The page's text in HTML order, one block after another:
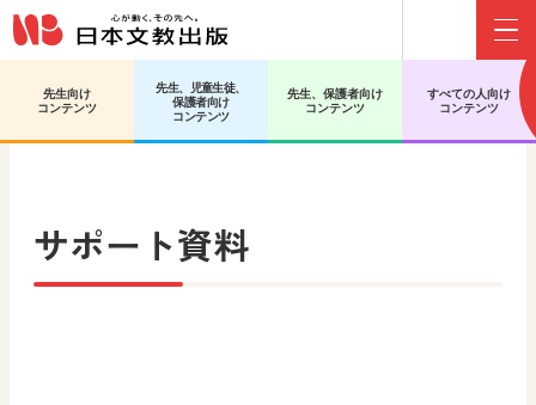
先生向け
コンテンツ
先生、児童生徒、
保護者向け
コンテンツ
先生、保護者向け
コンテンツ
すべての人向け
コンテンツ
日文HOME 小学校 図画工作 サポート資料
サポート資料